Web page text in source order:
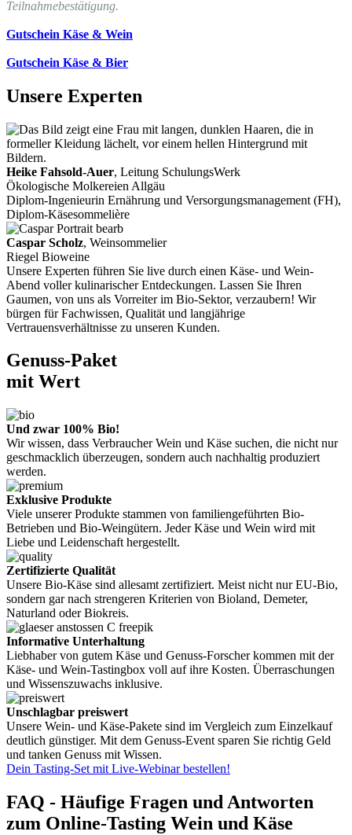
Teilnahmebestätigung.
Gutschein Käse & Wein
Gutschein Käse & Bier
Unsere Experten
Heike Fahsold-Auer, Leitung SchulungsWerk
Ökologische Molkereien Allgäu
Diplom-Ingenieurin Ernährung und Versorgungsmanagement (FH),
Diplom-Käsesommelière
Caspar Scholz, Weinsommelier
Riegel Bioweine
Unsere Experten führen Sie live durch einen Käse- und Wein-
Abend voller kulinarischer Entdeckungen. Lassen Sie Ihren
Gaumen, von uns als Vorreiter im Bio-Sektor, verzaubern! Wir
bürgen für Fachwissen, Qualität und langjährige
Vertrauensverhältnisse zu unseren Kunden.
Genuss-Paket
mit Wert
Und zwar 100% Bio!
Wir wissen, dass Verbraucher Wein und Käse suchen, die nicht nur
geschmacklich überzeugen, sondern auch nachhaltig produziert
werden.
Exklusive Produkte
Viele unserer Produkte stammen von familiengeführten Bio-
Betrieben und Bio-Weingütern. Jeder Käse und Wein wird mit
Liebe und Leidenschaft hergestellt.
Zertifizierte Qualität
Unsere Bio-Käse sind allesamt zertifiziert. Meist nicht nur EU-Bio,
sondern gar nach strengeren Kriterien von Bioland, Demeter,
Naturland oder Biokreis.
Informative Unterhaltung
Liebhaber von gutem Käse und Genuss-Forscher kommen mit der
Käse- und Wein-Tastingbox voll auf ihre Kosten. Überraschungen
und Wissenszuwachs inklusive.
Unschlagbar preiswert
Unsere Wein- und Käse-Pakete sind im Vergleich zum Einzelkauf
deutlich günstiger. Mit dem Genuss-Event sparen Sie richtig Geld
und tanken Genuss mit Wissen.
Dein Tasting-Set mit Live-Webinar bestellen!
FAQ - Häufige Fragen und Antworten
zum Online-Tasting Wein und Käse